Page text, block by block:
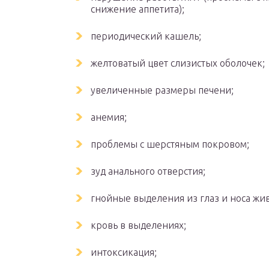
снижение аппетита);
периодический кашель;
желтоватый цвет слизистых оболочек;
увеличенные размеры печени;
анемия;
проблемы с шерстяным покровом;
зуд анального отверстия;
гнойные выделения из глаз и носа
кровь в выделениях;
интоксикация;